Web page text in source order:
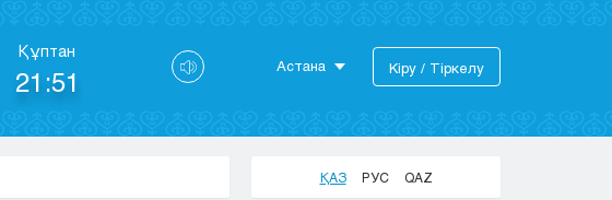
Құптан
21:51 Астана Кіру / Тіркелу
ҚАЗ РУС QAZ